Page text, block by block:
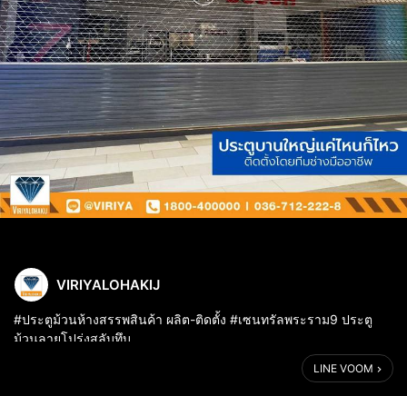
VIRIYALOHAKIJ
#ประตูม้วนห้างสรรพสินค้า ผลิต-ติดตั้ง #เซนทรัลพระราม9 ประตู
ม้วนลายโปร่งสลับทึบ
LINE VOOM